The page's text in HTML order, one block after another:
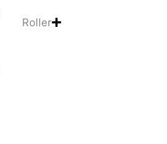
Roller